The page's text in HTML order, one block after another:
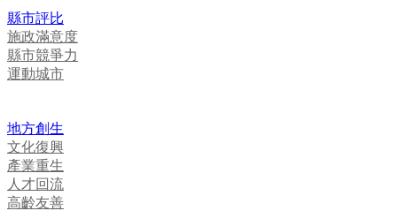
縣市評比
施政滿意度
縣市競爭力
運動城市
地方創生
文化復興
產業重生
人才回流
高齡友善